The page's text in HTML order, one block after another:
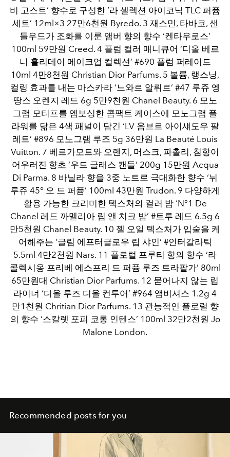
비 고스트’ 향수로 구성한 ‘라 셀렉션 아이코닉 TLC 퍼퓸
세트’ 12ml×3 27만6천원 Byredo. 3 재스민, 타바코, 샌
들우드가 조화를 이룬 앰버 향의 향수 ‘켄타우로스’
100ml 59만원 Creed. 4 플럼 컬러 매니큐어 ‘디올 베르
니 홀리데이 메이크업 컬렉션’ #690 플럼 퍼레이드
10ml 4만8천원 Christian Dior Parfums. 5 볼륨, 랭스닝,
컬링 효과를 내는 마스카라 ‘느와르 알뤼르’ #47 루쥬 엥
땅스 오렌지 레드 6g 5만9천원 Chanel Beauty. 6 모노
그램 모티프를 엠보싱한 콤팩트 케이스에 모노그램 플
라워를 닮은 4색 패널이 담긴 ‘LV 옴브르 아이섀도우 팔
레트’ #896 모노그램 루즈 5g 36만원 La Beauté Louis
Vuitton. 7 베르가모트와 오렌지, 머스크, 파촐리, 침향이
어우러진 향초 ‘우드 글래스 캔들’ 200g 15만원 Acqua
Di Parma. 8 바닐라 향을 3중 노트로 극대화한 향수 ‘뉘
루쥬 45° 오 드 퍼퓸’ 100ml 43만원 Trudon. 9 다양하게
활용 가능한 크리미한 텍스처의 컬러 밤 ‘N°1 De
Chanel 레드 까멜리아 립 앤 치크 밤’ #트루 레드 6.5g 6
만5천원 Chanel Beauty. 10 젤 오일 텍스처가 입술을 케
어해주는 ‘글림 에프터글로우 립 샤인’ #인터갈라틱
5.5ml 4만2천원 Nars. 11 플로럴 프루티 향의 향수 ‘라
콜렉시옹 프리베 에스프리 드 퍼퓸 루즈 트라팔가’ 80ml
65만원대 Christian Dior Parfums. 12 묻어나지 않는 립
라이너 ‘디올 루즈 디올 컨투어’ #964 앰비셔스 1.2g 4
만1천원 Chritian Dior Parfums. 13 관능적인 플로럴 향
의 향수 ‘스칼렛 포피 코롱 인텐스’ 100ml 32만2천원 Jo
Malone London.
Recommended posts for you